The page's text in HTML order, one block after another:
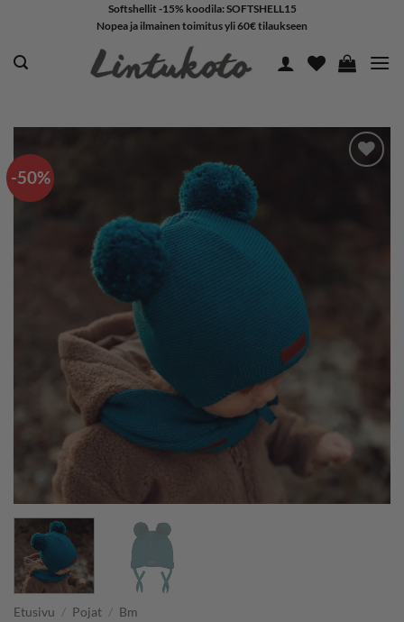
content
Softshellit -15% koodila: SOFTSHELL15
Nopea ja ilmainen toimitus yli 60€ tilaukseen
-50%
Etusivu / Pojat / Bm